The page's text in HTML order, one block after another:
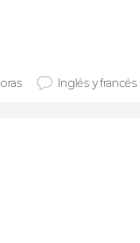
Inglés y francés